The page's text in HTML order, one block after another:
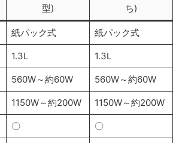
型)
ち)
紙パック式 紙パック式
1.3L 1.3L
560W～約60W 560W～約60W
1150W～約200W 1150W～約200W
〇 〇